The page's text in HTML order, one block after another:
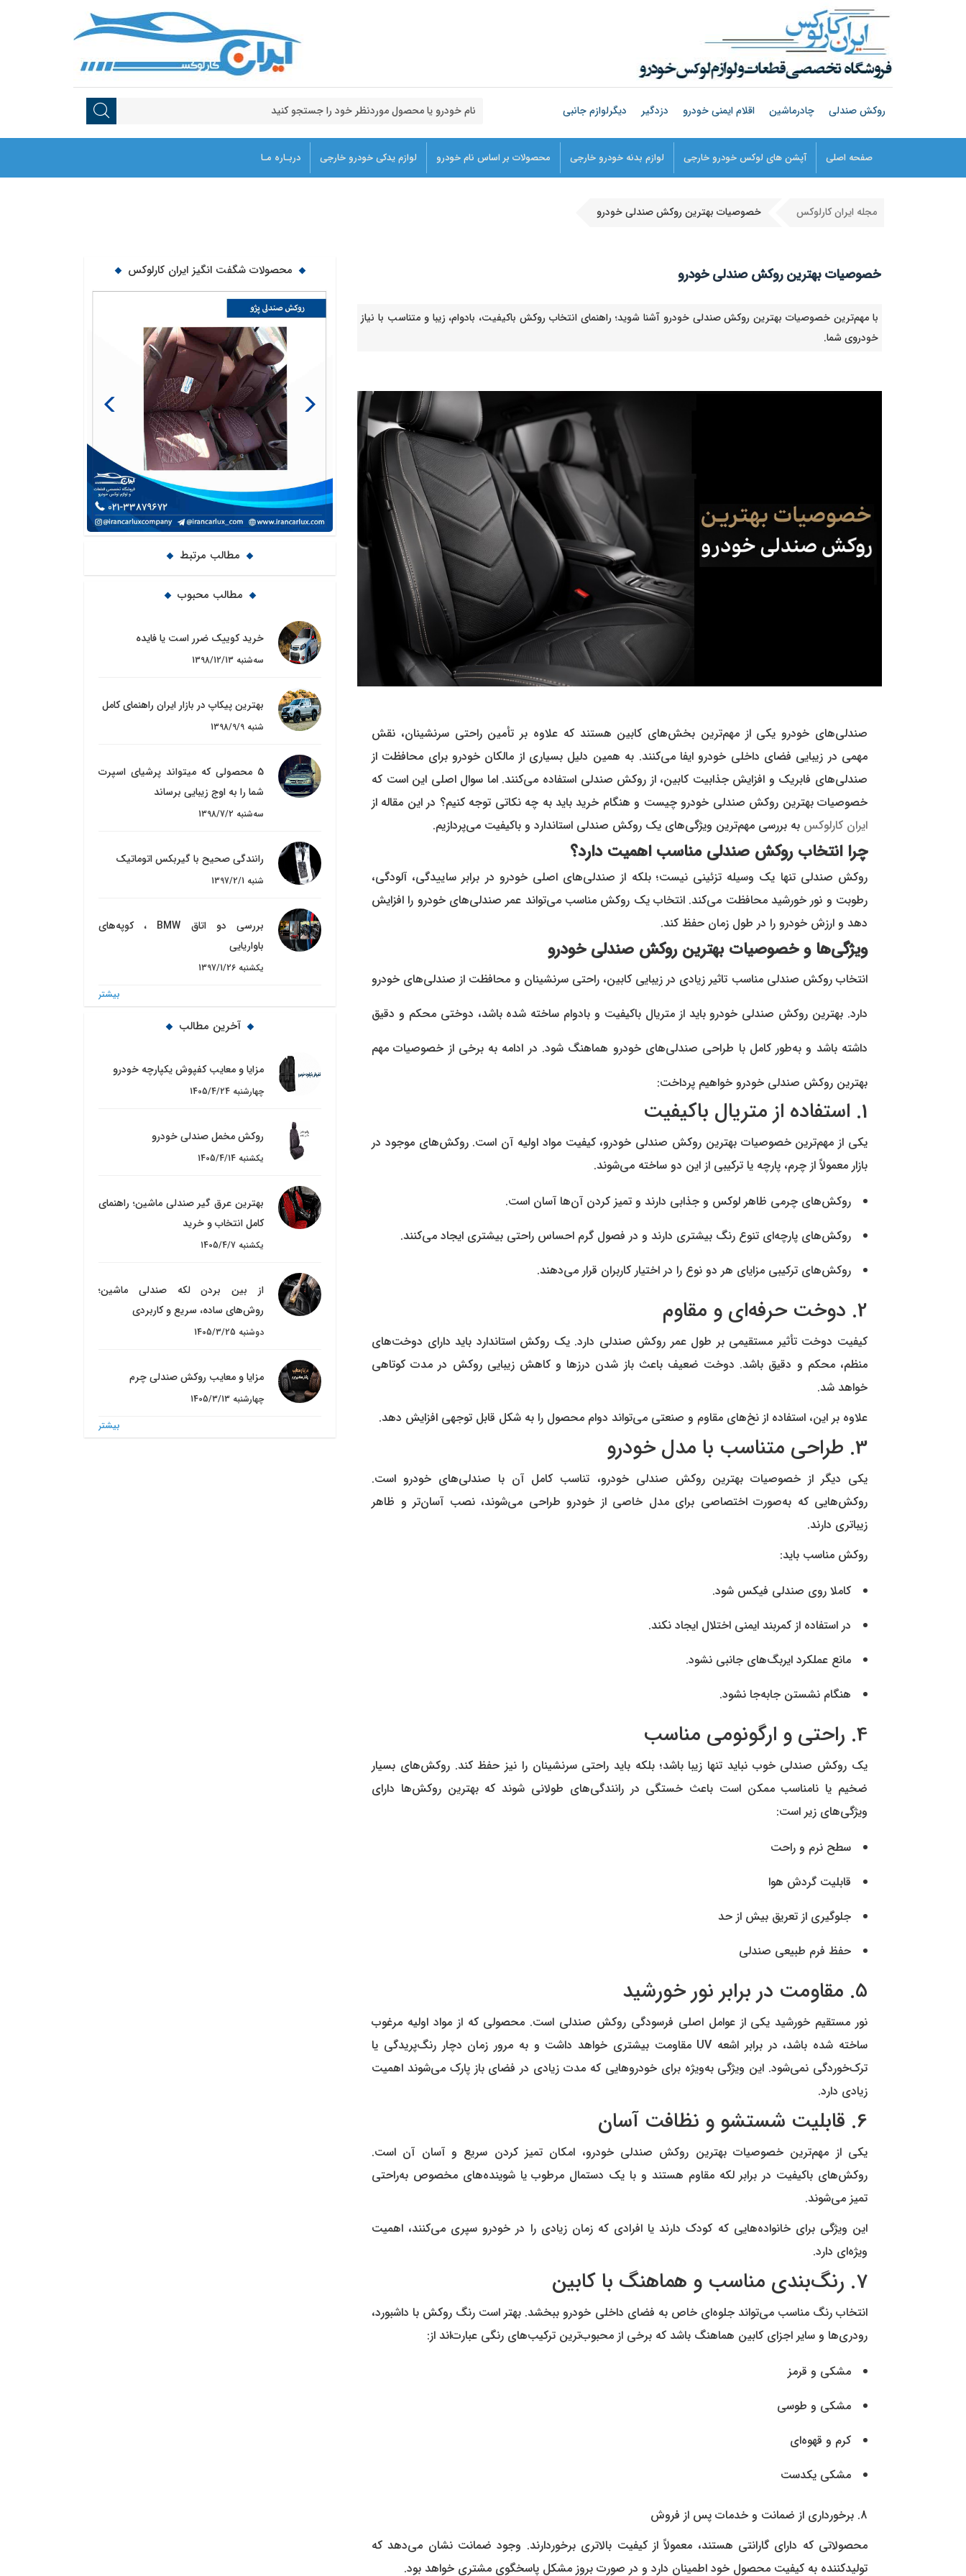
روکش صندلی چادرماشین اقلام ایمنی خودرو دزدگیر دیگرلوازم جانبی
صفحه اصلی آپشن های لوکس خودرو خارجی لوازم بدنه خودرو خارجی محصولات بر اساس نام خودرو لوازم یدکی خودرو خارجی دربـاره مـا
مجله ایران کارلوکس خصوصیات بهترین روکش صندلی خودرو
خصوصیات بهترین روکش صندلی خودرو
با مهم‌ترین خصوصیات بهترین روکش صندلی خودرو آشنا شوید؛ راهنمای انتخاب روکش باکیفیت، بادوام، زیبا و متناسب با نیاز
خودروی شما.
صندلی‌های خودرو یکی از مهم‌ترین بخش‌های کابین هستند که علاوه بر تأمین راحتی سرنشینان، نقش
مهمی در زیبایی فضای داخلی خودرو ایفا می‌کنند. به همین دلیل بسیاری از مالکان خودرو برای محافظت از
صندلی‌های فابریک و افزایش جذابیت کابین، از روکش صندلی استفاده می‌کنند. اما سوال اصلی این است که
خصوصیات بهترین روکش صندلی خودرو چیست و هنگام خرید باید به چه نکاتی توجه کنیم؟ در این مقاله از
ایران کارلوکس به بررسی مهم‌ترین ویژگی‌های یک روکش صندلی استاندارد و باکیفیت می‌پردازیم.
چرا انتخاب روکش صندلی مناسب اهمیت دارد؟
روکش صندلی تنها یک وسیله تزئینی نیست؛ بلکه از صندلی‌های اصلی خودرو در برابر ساییدگی، آلودگی،
رطوبت و نور خورشید محافظت می‌کند. انتخاب یک روکش مناسب می‌تواند عمر صندلی‌های خودرو را افزایش
دهد و ارزش خودرو را در طول زمان حفظ کند.
ویژگی‌ها و خصوصیات بهترین روکش صندلی خودرو
انتخاب روکش صندلی مناسب تاثیر زیادی در زیبایی کابین، راحتی سرنشینان و محافظت از صندلی‌های خودرو
دارد. بهترین روکش صندلی خودرو باید از متریال باکیفیت و بادوام ساخته شده باشد، دوختی محکم و دقیق
داشته باشد و به‌طور کامل با طراحی صندلی‌های خودرو هماهنگ شود. در ادامه به برخی از خصوصیات مهم
بهترین روکش صندلی خودرو خواهیم پرداخت:
1. استفاده از متریال باکیفیت
یکی از مهم‌ترین خصوصیات بهترین روکش صندلی خودرو، کیفیت مواد اولیه آن است. روکش‌های موجود در
بازار معمولاً از چرم، پارچه یا ترکیبی از این دو ساخته می‌شوند.
روکش‌های چرمی ظاهر لوکس و جذابی دارند و تمیز کردن آن‌ها آسان است.
روکش‌های پارچه‌ای تنوع رنگ بیشتری دارند و در فصول گرم احساس راحتی بیشتری ایجاد می‌کنند.
روکش‌های ترکیبی مزایای هر دو نوع را در اختیار کاربران قرار می‌دهند.
2. دوخت حرفه‌ای و مقاوم
کیفیت دوخت تأثیر مستقیمی بر طول عمر روکش صندلی دارد. یک روکش استاندارد باید دارای دوخت‌های
منظم، محکم و دقیق باشد. دوخت ضعیف باعث باز شدن درزها و کاهش زیبایی روکش در مدت کوتاهی
خواهد شد.
علاوه بر این، استفاده از نخ‌های مقاوم و صنعتی می‌تواند دوام محصول را به شکل قابل توجهی افزایش دهد.
3. طراحی متناسب با مدل خودرو
یکی دیگر از خصوصیات بهترین روکش صندلی خودرو، تناسب کامل آن با صندلی‌های خودرو است.
روکش‌هایی که به‌صورت اختصاصی برای مدل خاصی از خودرو طراحی می‌شوند، نصب آسان‌تر و ظاهر
زیباتری دارند.
روکش مناسب باید:
کاملا روی صندلی فیکس شود.
در استفاده از کمربند ایمنی اختلال ایجاد نکند.
مانع عملکرد ایربگ‌های جانبی نشود.
هنگام نشستن جابه‌جا نشود.
4. راحتی و ارگونومی مناسب
یک روکش صندلی خوب نباید تنها زیبا باشد؛ بلکه باید راحتی سرنشینان را نیز حفظ کند. روکش‌های بسیار
ضخیم یا نامناسب ممکن است باعث خستگی در رانندگی‌های طولانی شوند که بهترین روکش‌ها دارای
ویژگی‌های زیر است:
سطح نرم و راحت
قابلیت گردش هوا
جلوگیری از تعریق بیش از حد
حفظ فرم طبیعی صندلی
5. مقاومت در برابر نور خورشید
نور مستقیم خورشید یکی از عوامل اصلی فرسودگی روکش صندلی است. محصولی که از مواد اولیه مرغوب
ساخته شده باشد، در برابر اشعه UV مقاومت بیشتری خواهد داشت و به مرور زمان دچار رنگ‌پریدگی یا
ترک‌خوردگی نمی‌شود. این ویژگی به‌ویژه برای خودروهایی که مدت زیادی در فضای باز پارک می‌شوند اهمیت
زیادی دارد.
6. قابلیت شستشو و نظافت آسان
یکی از مهم‌ترین خصوصیات بهترین روکش صندلی خودرو، امکان تمیز کردن سریع و آسان آن است.
روکش‌های باکیفیت در برابر لکه مقاوم هستند و با یک دستمال مرطوب یا شوینده‌های مخصوص به‌راحتی
تمیز می‌شوند.
این ویژگی برای خانواده‌هایی که کودک دارند یا افرادی که زمان زیادی را در خودرو سپری می‌کنند، اهمیت
ویژه‌ای دارد.
7. رنگ‌بندی مناسب و هماهنگ با کابین
انتخاب رنگ مناسب می‌تواند جلوه‌ای خاص به فضای داخلی خودرو ببخشد. بهتر است رنگ روکش با داشبورد،
رودری‌ها و سایر اجزای کابین هماهنگ باشد که برخی از محبوب‌ترین ترکیب‌های رنگی عبارت‌اند از:
مشکی و قرمز
مشکی و طوسی
کرم و قهوه‌ای
مشکی یکدست
8. برخورداری از ضمانت و خدمات پس از فروش
محصولاتی که دارای گارانتی هستند، معمولاً از کیفیت بالاتری برخوردارند. وجود ضمانت نشان می‌دهد که
تولیدکننده به کیفیت محصول خود اطمینان دارد و در صورت بروز مشکل پاسخگوی مشتری خواهد بود.
محصولات شگفت انگیز ایران کارلوکس
Next
مطالب مرتبط
مطالب محبوب
خرید کوییک ضرر است یا فایده
1398/12/13 سه‌شنبه
بهترین پیکاپ در بازار ایران راهنمای کامل
1398/9/9 شنبه
5 محصولی که میتواند پرشیای اسپرت
شما را به اوج زیبایی برساند
1398/7/2 سه‌شنبه
​رانندگی صحیح با گیربکس اتوماتیک
1397/2/1 شنبه
بررسی دو اتاق BMW ، کوپه‌های
باواریایی
1397/1/26 یکشنبه
بيشتر
آخرین مطالب
مزایا و معایب کفپوش یکپارچه خودرو
1405/4/24 چهارشنبه
روکش مخمل صندلی خودرو
1405/4/14 یکشنبه
بهترین عرق گیر صندلی ماشین؛ راهنمای
کامل انتخاب و خرید
1405/4/7 یکشنبه
از بین بردن لکه صندلی ماشین؛
روش‌های ساده، سریع و کاربردی
1405/3/25 دوشنبه
مزایا و معایب روکش صندلی چرم
1405/3/13 چهارشنبه
بيشتر